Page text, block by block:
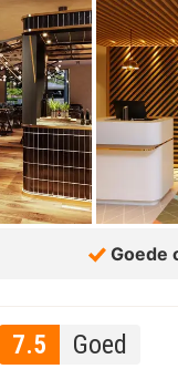
Goede
7.5 Goed